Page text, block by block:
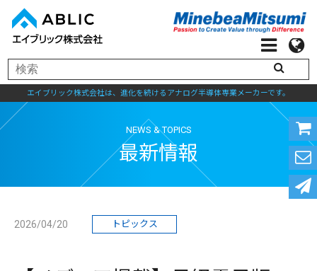
エイブリック株式会社は、進化を続けるアナログ半導体専業メーカーです。
NEWS & TOPICS
最新情報
2026/04/20 トピックス